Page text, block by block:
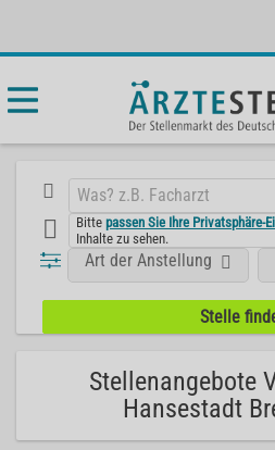
Bittepassen Sie Ihre Privatsphäre-
Inhalte zu sehen.
Art der Anstellung
Stellenangebote
Hansestadt